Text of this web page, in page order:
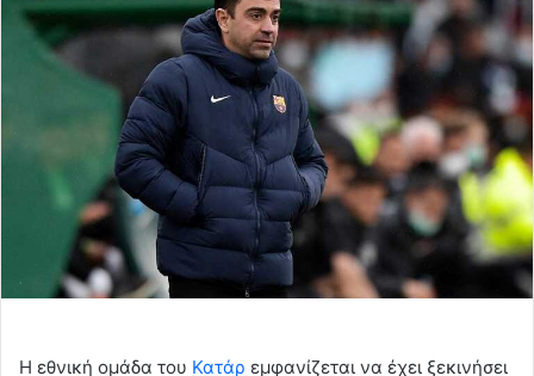
Η εθνική ομάδα του Κατάρ εμφανίζεται να έχει ξεκινήσει